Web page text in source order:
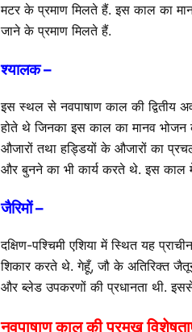
मटर के प्रमाण मिलते हैं. इस काल का
जाने के प्रमाण मिलते हैं.
श्यालक –
इस स्थल से नवपाषाण काल की द्वितीय
होते थे जिनका इस काल का मानव भोजन
औजारों तथा हड्डियों के औजारों का
और बुनने का भी कार्य करते थे. इस काल मे
जैरिमों –
दक्षिण-पश्चिमी एशिया में स्थित यह
शिकार करते थे. गेहूँ, जौ के अतिरिक्त
और ब्लेड उपकरणों की प्रधानता थी.
नवपाषाण काल की प्रमुख